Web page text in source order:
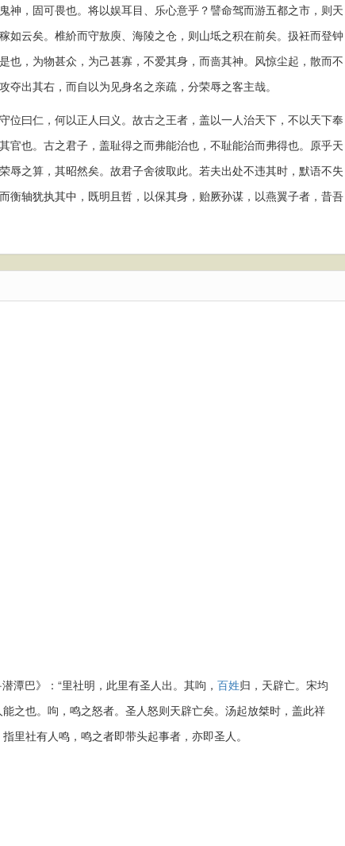
神，固可畏也。将以娱耳目、乐心意乎？譬命驾而游五都之市，则天
如云矣。椎紒而守敖庾、海陵之仓，则山坻之积在前矣。扱衽而登钟
也，为物甚众，为己甚寡，不爱其身，而啬其神。风惊尘起，散而不
出其右，而自以为见身名之亲疏，分荣辱之客主哉。
曰仁，何以正人曰义。故古之王者，盖以一人治天下，不以天下奉
官也。古之君子，盖耻得之而弗能治也，不耻能治而弗得也。原乎天
辱之算，其昭然矣。故君子舍彼取此。若夫出处不违其时，默语不失
衡轴犹执其中，既明且哲，以保其身，贻厥孙谋，以燕翼子者，昔吾
潭巴》：“里社明，此里有圣人出。其呴， 百姓归，天辟亡。宋均
之也。呴，鸣之怒者。圣人怒则天辟亡矣。汤起放桀时，盖此祥
里社有人鸣，鸣之者即带头起事者，亦即圣人。